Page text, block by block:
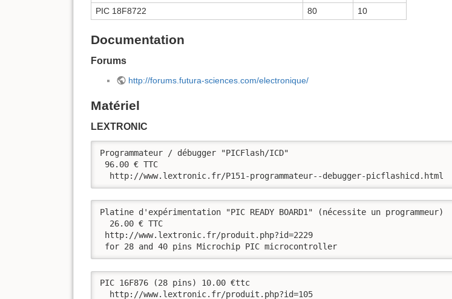
PIC 18F8722
80 10
Documentation
Forums
http://forums.futura-sciences.com/electronique/
Matériel
LEXTRONIC
Programmateur / débugger "PICFlash/ICD"
96.00 € TTC
  http://www.lextronic.fr/P151-programmateur--debugger-picflashicd.html
Platine d'expérimentation "PIC READY BOARD1" (nécessite un programmeur)
  26.00 € TTC
http://www.lextronic.fr/produit.php?id=2229
for 28 and 40 pins Microchip PIC microcontroller
PIC 16F876 (28 pins) 10.00 €ttc
  http://www.lextronic.fr/produit.php?id=105